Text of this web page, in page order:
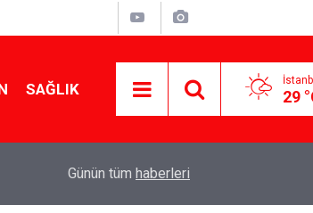
SAĞLIK 29
yapmanın sırrı
Günün tüm haberleri